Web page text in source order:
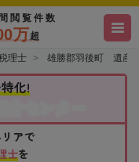
閲覧件数
万超
理士 雄勝郡羽後町 遺産
化!
アで
士を